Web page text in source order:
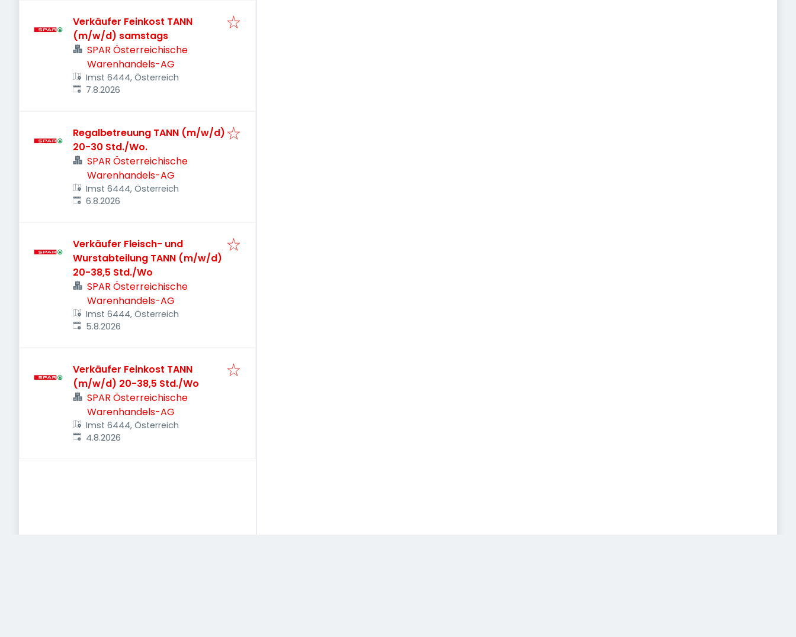
Verkäufer Feinkost TANN
(m/w/d) samstags
SPAR Österreichische
Warenhandels-AG
Imst 6444, Österreich
Veröffentlicht
7.8.2026
Regalbetreuung TANN (m/w/d)
20-30 Std./Wo.
SPAR Österreichische
Warenhandels-AG
Imst 6444, Österreich
Veröffentlicht
6.8.2026
Verkäufer Fleisch- und
Wurstabteilung TANN (m/w/d)
20-38,5 Std./Wo
SPAR Österreichische
Warenhandels-AG
Imst 6444, Österreich
Veröffentlicht
5.8.2026
Verkäufer Feinkost TANN
(m/w/d) 20-38,5 Std./Wo
SPAR Österreichische
Warenhandels-AG
Imst 6444, Österreich
Veröffentlicht
4.8.2026